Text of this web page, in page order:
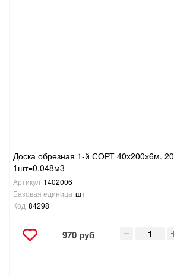
Доска обрезная 1-й СОРТ 40х200х6м.
1шт=0,048м3
Артикул 1402006
Базовая единица шт
Код 84298
970 руб